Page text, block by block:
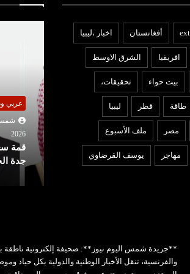
أفغانستان اخبار ،ليبيا
افريقيا الشرق الاوسط
بيت حواء تحقيقات،
طاقة قطر ليبيا
مصر ملف الأسبوع
مهاجر يوسف القرضاوي
عربي ودولي
شمس اليوم نيوز 24
07 أغسطس
سعودية تركية باكستانية في
جدة الجمعة
عربي
شمس
2026
تعديل
ترامب
**جريدة شمس اليوم نيوز**: صحيفة إلكترونية ناطقة
والفرنسية، تنقل الأخبار الوطنية والدولية بكل حياد